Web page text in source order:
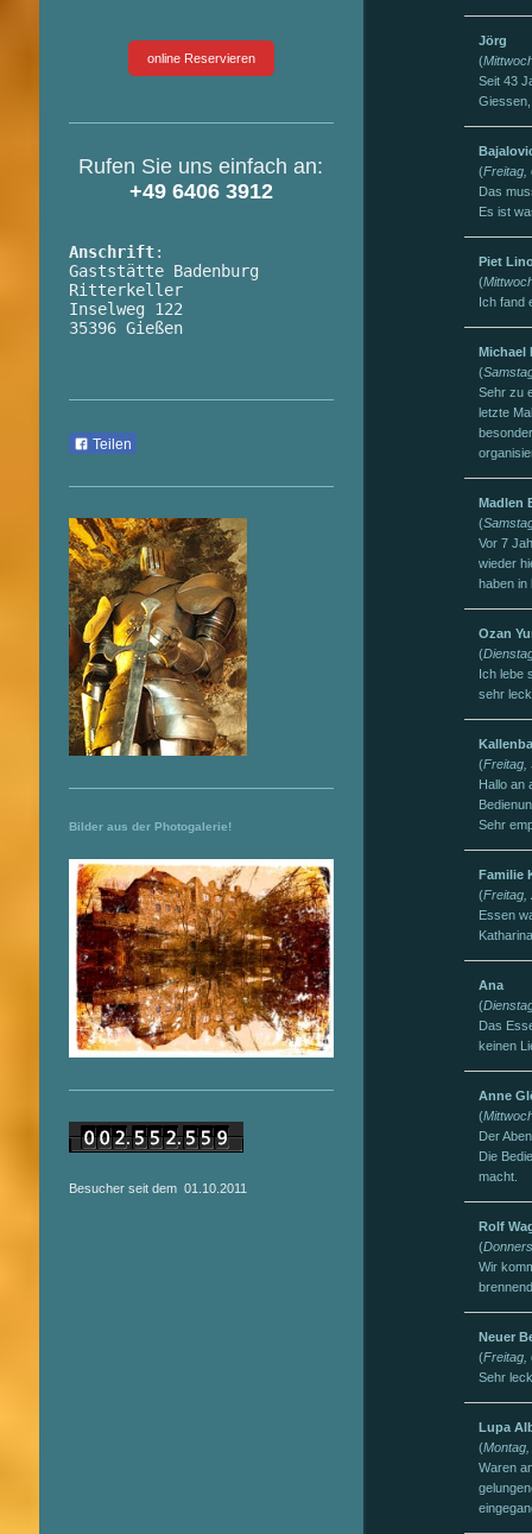
online Reservieren
Rufen Sie uns einfach an:
+49 6406 3912
Anschrift:
Gaststätte Badenburg
Ritterkeller
Inselweg 122
35396 Gießen
Teilen
Bilder aus der Photogalerie!
Besucher seit dem 01.10.2011
Jörg
(
Seit 43
(Freitag,
Das
Es ist
Piet
(
Ich fand
Michael
(
Sehr zu
letzte
Madlen
(
Vor 7
wieder
haben in
Ozan
(
Ich lebe
sehr
(Freitag,
Hallo an
Sehr
Familie
(Freitag,
Essen
Ana
(
Das
keinen
Anne
(
Der
Die
macht.
Rolf
(
Wir
Neuer
(Freitag,
Sehr
Lupa
(
Waren